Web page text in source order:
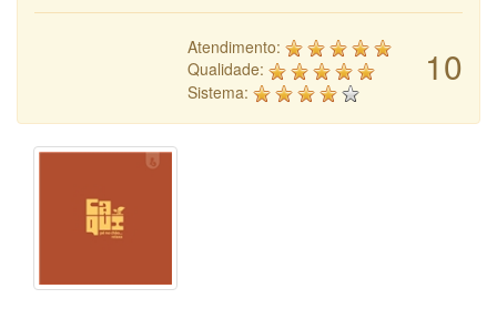
10
Atendimento:
Qualidade:
Sistema: